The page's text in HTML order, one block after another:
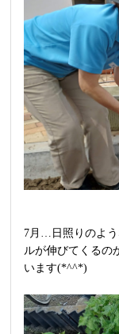
7月…日照りのよ
ルが伸びてくるの
います(*^^*)